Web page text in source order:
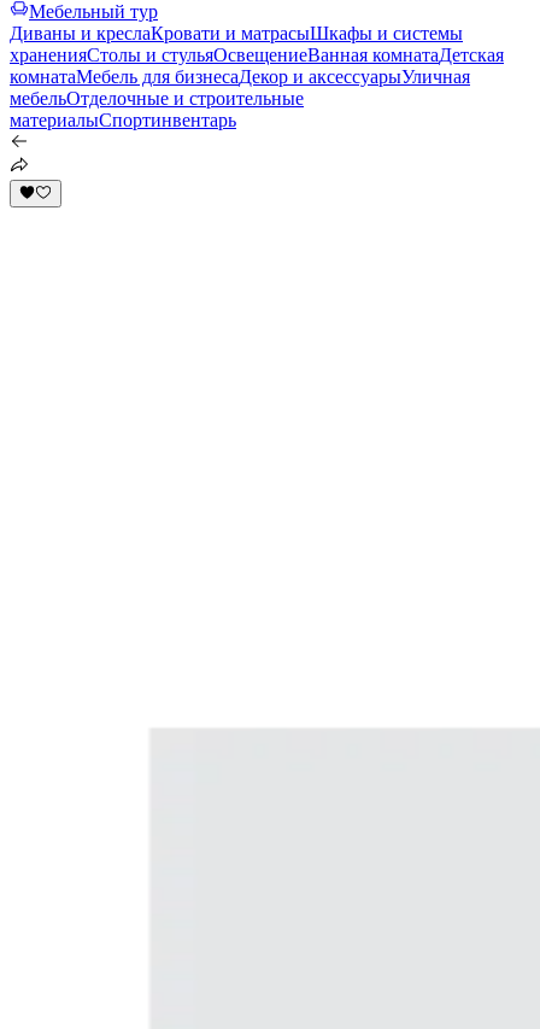
Мебельный тур
Диваны и креслаКровати и матрасыШкафы и системы
храненияСтолы и стульяОсвещениеВанная комнатаДетская
комнатаМебель для бизнесаДекор и аксессуарыУличная
мебельОтделочные и строительные
материалыСпортинвентарь